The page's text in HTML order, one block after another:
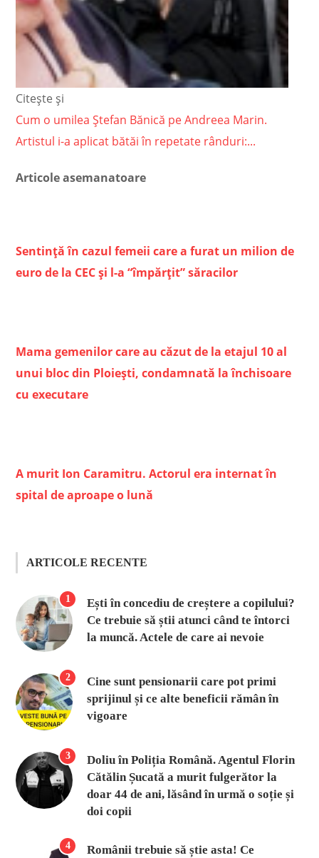
Citește și
Cum o umilea Ștefan Bănică pe Andreea Marin.
Artistul i-a aplicat bătăi în repetate rânduri:...
Articole asemanatoare
Sentință în cazul femeii care a furat un milion de
euro de la CEC și l-a “împărțit” săracilor
Mama gemenilor care au căzut de la etajul 10 al
unui bloc din Ploiești, condamnată la închisoare
cu executare
A murit Ion Caramitru. Actorul era internat în
spital de aproape o lună
ARTICOLE RECENTE
1
Ești în concediu de creștere a copilului?
Ce trebuie să știi atunci când te întorci
la muncă. Actele de care ai nevoie
2
Cine sunt pensionarii care pot primi
sprijinul și ce alte beneficii rămân în
vigoare
3
Doliu în Poliția Română. Agentul Florin
Cătălin Șucată a murit fulgerător la
doar 44 de ani, lăsând în urmă o soție și
doi copii
4
Românii trebuie să știe asta! Ce